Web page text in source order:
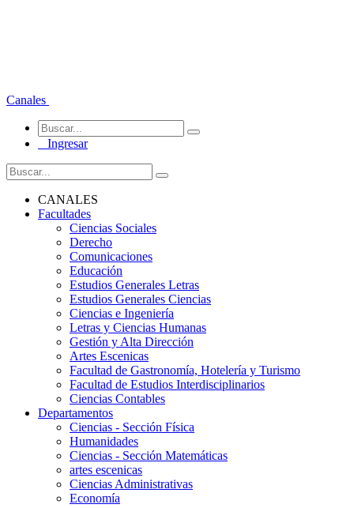
Canales
Ingresar
CANALES
Facultades
Ciencias Sociales
Derecho
Comunicaciones
Educación
Estudios Generales Letras
Estudios Generales Ciencias
Ciencias e Ingeniería
Letras y Ciencias Humanas
Gestión y Alta Dirección
Artes Escenicas
Facultad de Gastronomía, Hotelería y Turismo
Facultad de Estudios Interdisciplinarios
Ciencias Contables
Departamentos
Ciencias - Sección Física
Humanidades
Ciencias - Sección Matemáticas
artes escenicas
Ciencias Administrativas
Economía